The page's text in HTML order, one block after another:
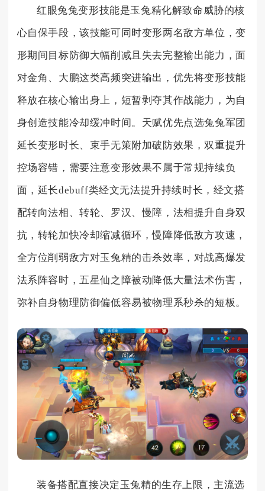
红眼兔兔变形技能是玉兔精化解致命威胁的核
心自保手段，该技能可同时变形两名敌方单位，变
形期间目标防御大幅削减且失去完整输出能力，面
对金角、大鹏这类高频突进输出，优先将变形技能
释放在核心输出身上，短暂剥夺其作战能力，为自
身创造技能冷却缓冲时间。天赋优先点选兔兔军团
延长变形时长、束手无策附加破防效果，双重提升
控场容错，需要注意变形效果不属于常规持续负
面，延长debuff类经文无法提升持续时长，经文搭
配转向法相、转轮、罗汉、慢障，法相提升自身双
抗，转轮加快冷却缩减循环，慢障降低敌方攻速，
全方位削弱敌方对玉兔精的击杀效率，对战高爆发
法系阵容时，五星仙之障被动降低大量法术伤害，
弥补自身物理防御偏低容易被物理系秒杀的短板。
装备搭配直接决定玉兔精的生存上限，主流选